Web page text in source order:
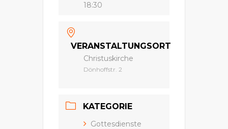
18:30
VERANSTALTUNGSORT
Christuskirche
Dönhoffstr. 2
KATEGORIE
Gottesdienste